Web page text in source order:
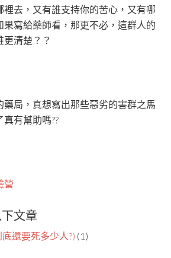
裡去，又有誰支持你的苦心，又有哪
果寫給藥師看，那更不必，這群人的
清楚？？
藥局，真想寫出那些惡劣的害群之馬
有幫助嗎??
營
文章
還要死多少人?) (1)